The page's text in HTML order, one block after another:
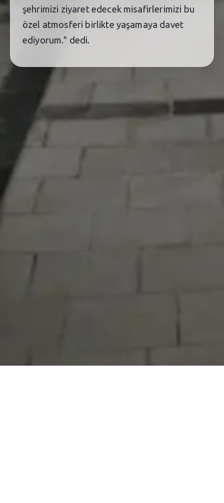
şehrimizi ziyaret edecek misafirlerimizi bu
özel atmosferi birlikte yaşamaya davet
ediyorum." dedi.